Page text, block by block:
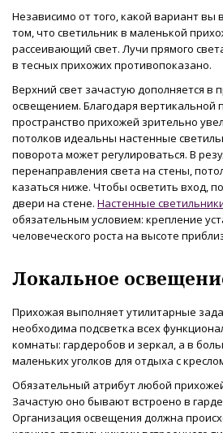
Независимо от того, какой вариант вы
том, что светильник в маленькой
рассеивающий свет. Лучи прямого
в тесных прихожих противопоказано.
Верхний свет зачастую дополняется в
освещением. Благодаря вертикальной
пространство прихожей зрительно
потолков идеальны настенные
поворота может регулироваться. В
перенаправления света на стены,
казаться ниже. Чтобы осветить вход,
двери на стене. Настенные
обязательным условием: крепление
человеческого роста на высоте
Локальное
Прихожая выполняет утилитарные
необходима подсветка всех
комнаты: гардеробов и зеркал, а в
маленьких уголков для отдыха с
Обязательный атрибут любой
Зачастую оно бывают встроено в
Организация освещения должна